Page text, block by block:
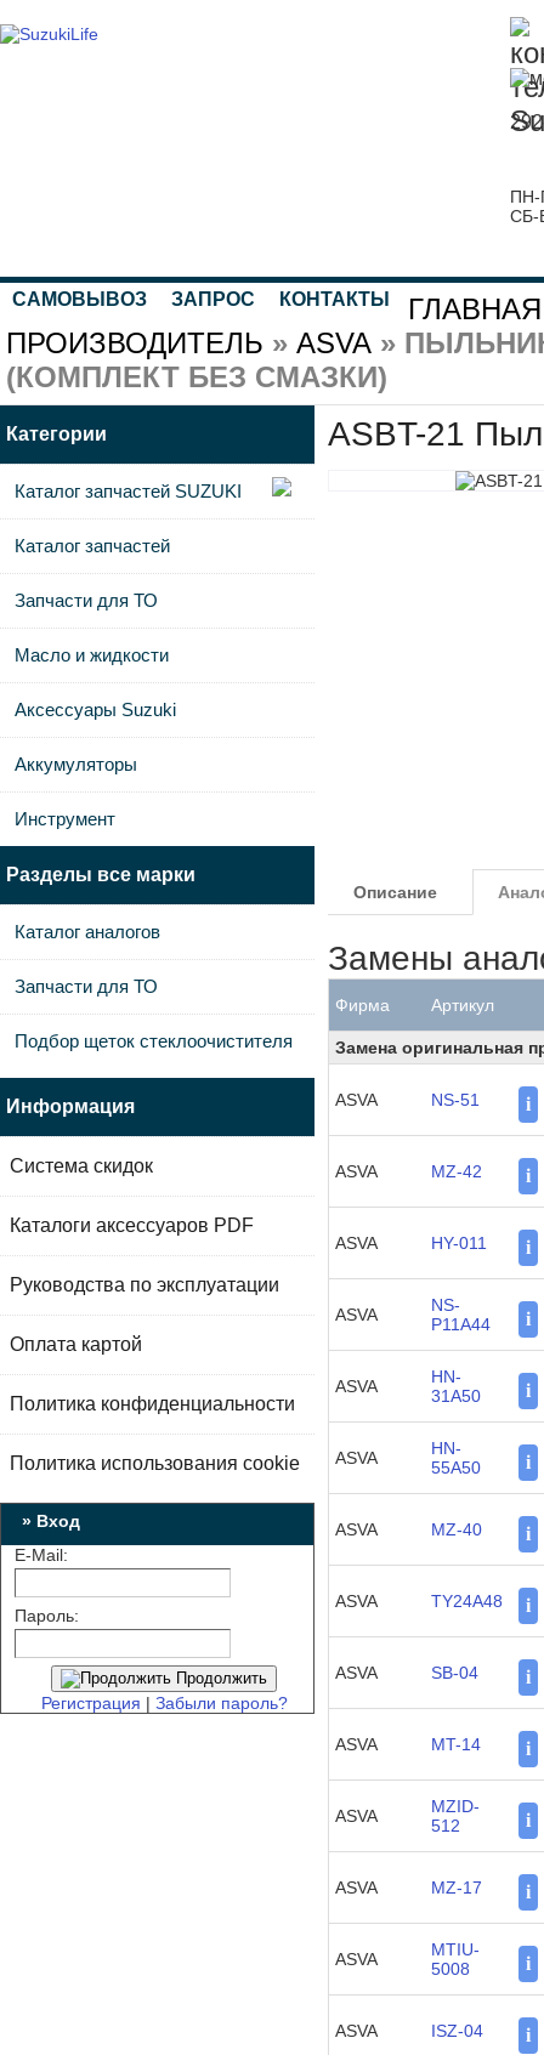
ПН-
СБ-
САМОВЫВОЗ ЗАПРОС КОНТАКТЫ ГЛАВНАЯ
ПРОИЗВОДИТЕЛЬ » ASVA »
(КОМПЛЕКТ БЕЗ СМАЗКИ)
ASBT-21
Описание
Замены
Фирма Артикул
Замена оригинальная
ASVA NS-51 i
ASVA MZ-42 i
ASVA HY-011 i
ASVA
NS-
P11A44
i
ASVA
HN-
31A50
i
ASVA
HN-
55A50
i
ASVA MZ-40 i
ASVA TY24A48 i
ASVA SB-04 i
ASVA MT-14 i
ASVA
MZID-
512
i
ASVA MZ-17 i
ASVA
MTIU-
5008
i
ASVA ISZ-04 i
Категории
Каталог запчастей SUZUKI
Каталог запчастей
Запчасти для ТО
Масло и жидкости
Аксессуары Suzuki
Аккумуляторы
Инструмент
Разделы все марки
Каталог аналогов
Запчасти для ТО
Подбор щеток стеклоочистителя
Информация
Система скидок
Каталоги аксессуаров PDF
Руководства по эксплуатации
Оплата картой
Политика конфиденциальности
Политика использования cookie
» Вход
E-Mail:
Пароль:
Продолжить
Регистрация | Забыли пароль?